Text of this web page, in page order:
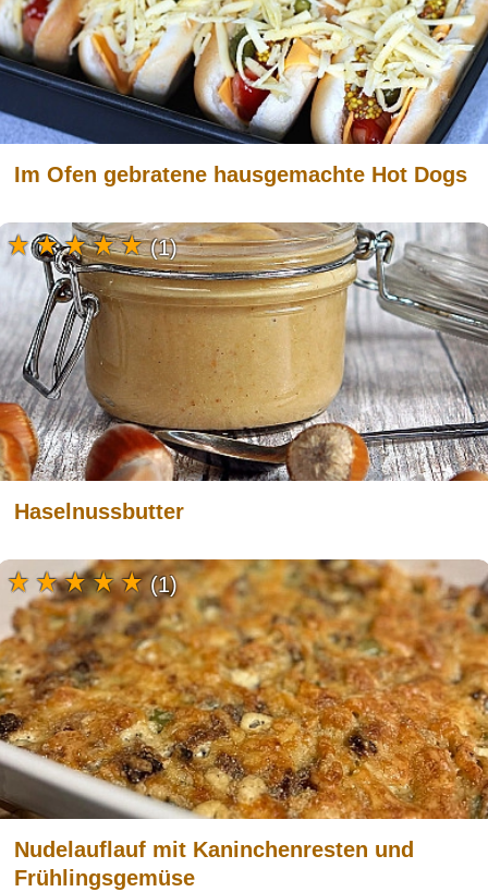
Im Ofen gebratene hausgemachte Hot Dogs
Haselnussbutter
(1)
Nudelauflauf mit Kaninchenresten und
Frühlingsgemüse
(1)